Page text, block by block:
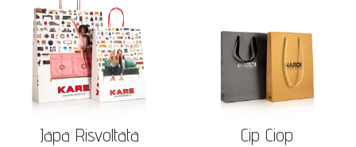
Japa Risvoltata Cip Ciop